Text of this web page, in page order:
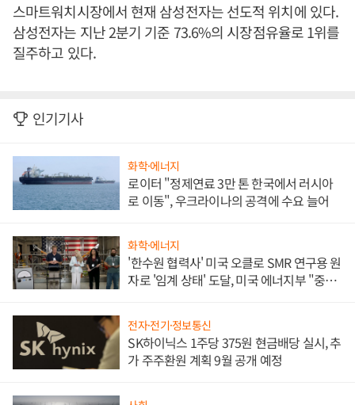
스마트워치시장에서 현재 삼성전자는 선도적 위치에 있다.
삼성전자는 지난 2분기 기준 73.6%의 시장점유율로 1위를
질주하고 있다.
인기기사
화학·에너지
로이터 "정제연료 3만 톤 한국에서 러시아
로 이동", 우크라이나의 공격에 수요 늘어
화학·에너지
'한수원 협력사' 미국 오클로 SMR 연구용 원
자로 '임계 상태' 도달, 미국 에너지부 "중요
전자·전기·정보통신
SK하이닉스 1주당 375원 현금배당 실시, 추
가 주주환원 계획 9월 공개 예정